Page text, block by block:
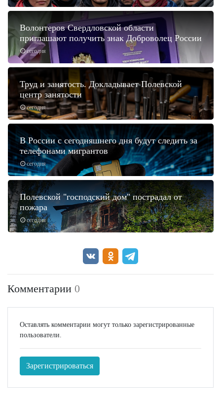
сегодня
Волонтеров Свердловской области
приглашают получить знак Доброволец России
сегодня
Труд и занятость. Докладывает Полевской
центр занятости
сегодня
В России с сегодняшнего дня будут следить за
телефонами мигрантов
сегодня
Полевской "господский дом" пострадал от
пожара
Комментарии 0
Оставлять комментарии могут только зарегистрированные
пользователи.
Зарегистрироваться